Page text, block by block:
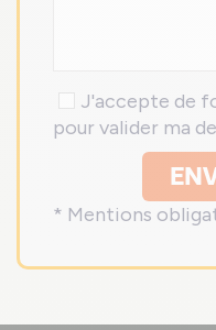
J'accepte de
pour valider ma
* Mentions